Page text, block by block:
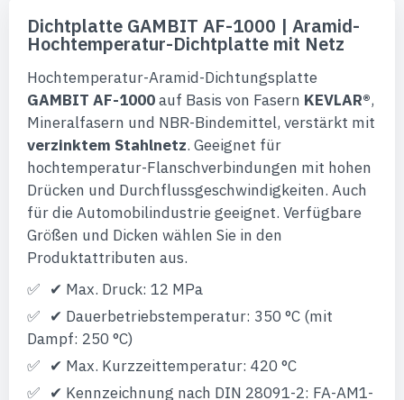
Anfang
Bildgalerie
Dichtplatte GAMBIT AF-1000 | Aramid-
Hochtemperatur-Dichtplatte mit Netz
Hochtemperatur-Aramid-Dichtungsplatte
GAMBIT AF-1000auf Basis von Fasern KEVLAR®,
Mineralfasern und NBR-Bindemittel, verstärkt mit
verzinktem Stahlnetz. Geeignet für
hochtemperatur-Flanschverbindungen mit hohen
Drücken und Durchflussgeschwindigkeiten. Auch
für die Automobilindustrie geeignet. Verfügbare
Größen und Dicken wählen Sie in den
Produktattributen aus.
✔ Max. Druck: 12 MPa
✔ Dauerbetriebstemperatur: 350 °C (mit
Dampf: 250 °C)
✔ Max. Kurzzeittemperatur: 420 °C
✔ Kennzeichnung nach DIN 28091-2: FA-AM1-